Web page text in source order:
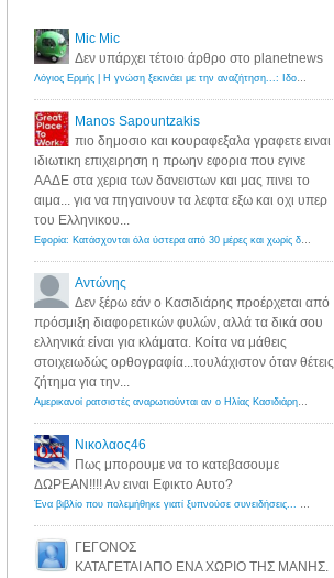
Mic Mic
Δεν υπάρχει τέτοιο άρθρο στο planetnews
Λόγιος Ερμής | Η γνώση ξεκινάει με την αναζήτηση...: Ιδού οι 18 που χρωστούν 11 δις ευρώ!
Manos Sapountzakis
πιο δημοσιο και κουραφεξαλα γραφετε ειναι
ιδιωτικη επιχειρηση η πρωην εφορια που εγινε
ΑΑΔΕ στα χερια των δανειστων και μας πινει το
αιμα... για να πηγαινουν τα λεφτα εξω και οχι υπερ
του Ελληνικου...
Εφορία: Κατάσχονται όλα ύστερα από 30 μέρες και χωρίς δικαστικές αποφάσεις - Λόγιος Ερμής
Αντώνης
Δεν ξέρω εάν ο Κασιδιάρης προέρχεται από
πρόσμιξη διαφορετικών φυλών, αλλά τα δικά σου
ελληνικά είναι για κλάματα. Κοίτα να μάθεις
στοιχειωδώς ορθογραφία...τουλάχιστον όταν θέτεις
ζήτημα για την...
Αμερικανοί ρατσιστές αναρωτιούνται αν ο Ηλίας Κασιδιάρης ανήκει στη λευκή φυλή... - Λόγιος Ερμής
Νικολαος46
Πως μπορουμε να το κατεβασουμε
ΔΩΡΕΑΝ!!!! Αν ειναι Εφικτο Αυτο?
Ένα βιβλίο που πολεμήθηκε γιατί ξυπνούσε συνειδήσεις... - Λόγιος Ερμής | Η γνώση ξεκινάει με την αναζήτηση...
ΓΕΓΟΝΟΣ
ΚΑΤΑΓΕΤΑΙ ΑΠΟ ΕΝΑ ΧΩΡΙΟ ΤΗΣ ΜΑΝΗΣ.